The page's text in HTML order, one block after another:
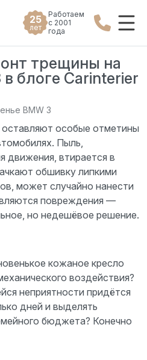
25
лет
Работаем
с 2001
года
трещины на
блоге Carinterier
BMW 3
особые отметины
Пыль,
движения, втирается в
обшивку липкими
может случайно нанести
повреждения —
но недешёвое решение.
кожаное кресло
воздействия?
неприятности придётся
дней и выделять
бюджета? Конечно